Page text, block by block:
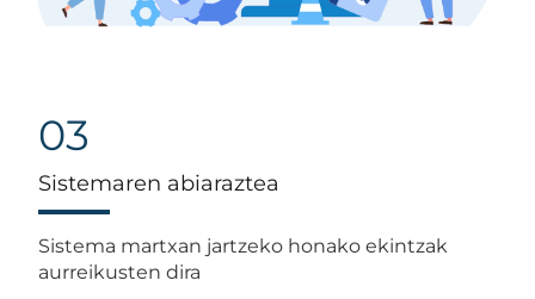
03
Sistemaren abiaraztea
Sistema martxan jartzeko honako ekintzak
aurreikusten dira